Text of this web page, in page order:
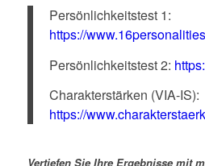
Persönlichkeitstest 1:
https://
Persönlichkeitstest 2:
Charakterstärken (VIA-IS):
https://
Vertiefen Sie Ihre Ergebnisse mit